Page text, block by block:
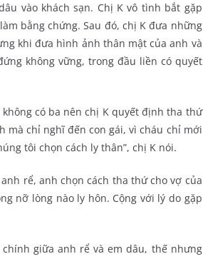
vào khách sạn. Chị K vô tình bắt gặp
bằng chứng. Sau đó, chị K đưa những
khi đưa hình ảnh thân mật của anh và
không vững, trong đầu liền có quyết
có ba nên chị K quyết định tha thứ
mà chỉ nghĩ đến con gái, vì cháu chỉ mới
tôi chọn cách ly thân”, chị K nói.
rể, anh chọn cách tha thứ cho vợ của
nỡ lòng nào ly hôn. Cộng với lý do gặp
giữa anh rể và em dâu, thế nhưng